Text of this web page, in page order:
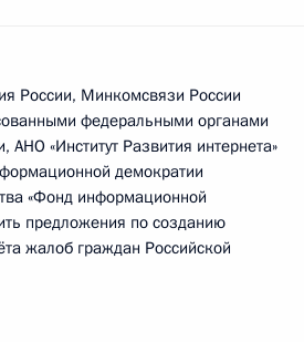
России, Минкомсвязи России
федеральными органами
АНО «Институт Развития интернета»
демократии
«Фонд информационной
предложения по созданию
жалоб граждан Российской